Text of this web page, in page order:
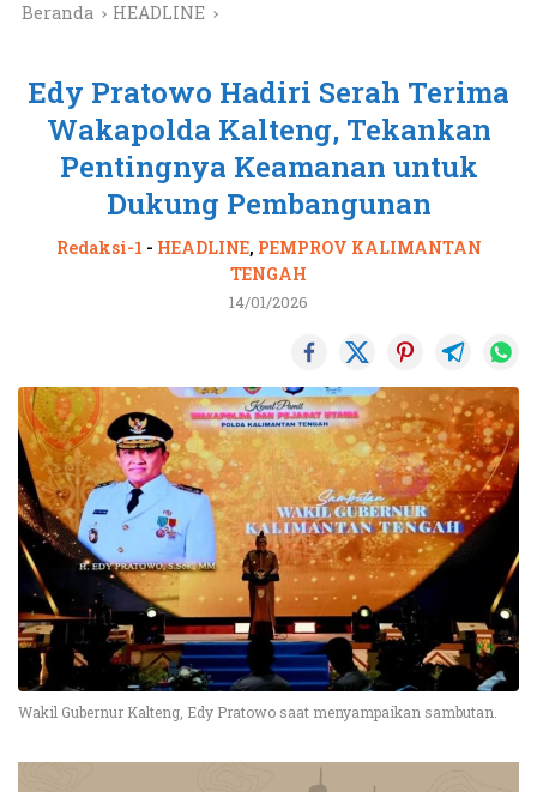
Beranda HEADLINE
Edy Pratowo Hadiri Serah Terima
Wakapolda Kalteng, Tekankan
Pentingnya Keamanan untuk
Dukung Pembangunan
Redaksi-1 - HEADLINE, PEMPROV KALIMANTAN
TENGAH
14/01/2026
Wakil Gubernur Kalteng, Edy Pratowo saat menyampaikan sambutan.